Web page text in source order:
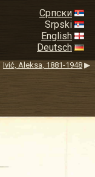
Српски
Srpski
English
Deutsch
Ivić, Aleksa, 1881-1948 ▶